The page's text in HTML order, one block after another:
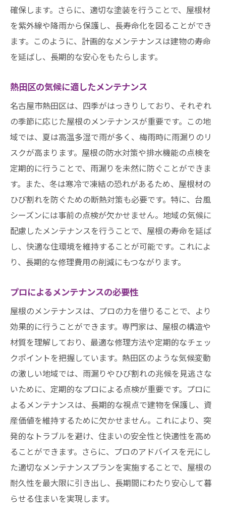
確保します。さらに、適切な塗装を行うことで、屋根材
を紫外線や降雨から保護し、長寿命化を図ることができ
ます。このように、計画的なメンテナンスは建物の寿命
を延ばし、長期的な安心をもたらします。
熱田区の気候に適したメンテナンス
名古屋市熱田区は、四季がはっきりしており、それぞれ
の季節に応じた屋根のメンテナンスが重要です。この地
域では、夏は高温多湿で雨が多く、梅雨時に雨漏りのリ
スクが高まります。屋根の防水対策や排水機能の点検を
定期的に行うことで、雨漏りを未然に防ぐことができま
す。また、冬は寒冷で凍結の恐れがあるため、屋根材の
ひび割れを防ぐための断熱対策も必要です。特に、台風
シーズンには事前の点検が欠かせません。地域の気候に
配慮したメンテナンスを行うことで、屋根の寿命を延ば
し、快適な住環境を維持することが可能です。これによ
り、長期的な修理費用の削減にもつながります。
プロによるメンテナンスの必要性
屋根のメンテナンスは、プロの力を借りることで、より
効果的に行うことができます。専門家は、屋根の構造や
材質を理解しており、最適な修理方法や定期的なチェッ
クポイントを把握しています。熱田区のような気候変動
の激しい地域では、雨漏りやひび割れの兆候を見逃さな
いために、定期的なプロによる点検が重要です。プロに
よるメンテナンスは、長期的な視点で建物を保護し、資
産価値を維持するために欠かせません。これにより、突
発的なトラブルを避け、住まいの安全性と快適性を高め
ることができます。さらに、プロのアドバイスを元にし
た適切なメンテナンスプランを実施することで、屋根の
耐久性を最大限に引き出し、長期間にわたり安心して暮
らせる住まいを実現します。